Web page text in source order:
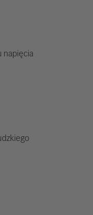
napięcia